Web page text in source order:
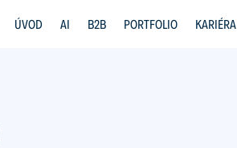
ÚVOD AI B2B PORTFOLIO KARIÉRA